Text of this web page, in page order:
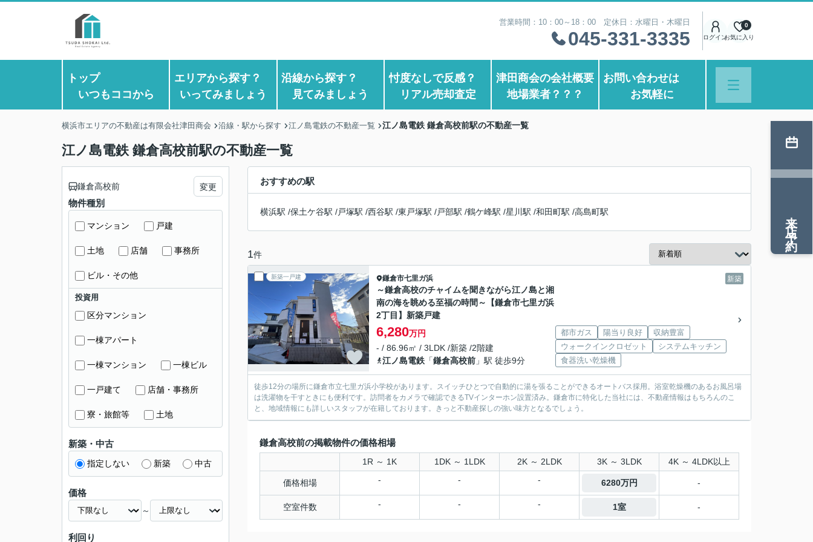
営業時間：10：00～18：00 定休日：水曜日・木曜日
045-331-3335 ログインお気に入り
0
トップ
いつもココから
エリアから探す？
いってみましょう
沿線から探す？
見てみましょう
忖度なしで反感？
リアル売却査定
津田商会の会社概要
地場業者？？？
お問い合わせは
お気軽に
横浜市エリアの不動産は有限会社津田商会 沿線・駅から探す 江ノ島電鉄の不動産一覧 江ノ島電鉄 鎌倉高校前駅の不動産一覧
江ノ島電鉄 鎌倉高校前駅の不動産一覧
おすすめの駅
横浜駅 /保土ケ谷駅 /戸塚駅 /西谷駅 /東戸塚駅 /戸部駅 /鶴ケ峰駅 /星川駅 /和田町駅 /高島町駅
1件
新築一戸建 新築
鎌倉市七里ガ浜
～鎌倉高校のチャイムを聞きながら江ノ島と湘
南の海を眺める至福の時間～【鎌倉市七里ガ浜
2丁目】新築戸建
6,280万円
- / 86.96㎡ / 3LDK /新築 /2階建
江ノ島電鉄 「鎌倉高校前 」駅 徒歩9分
都市ガス 陽当り良好
収納豊富
ウォークインクロゼット
システムキッチン
食器洗い乾燥機
徒歩12分の場所に鎌倉市立七里ガ浜小学校があります。スイッチひとつで自動的に湯を張ることができるオートバス採用。浴室乾燥機のあるお風呂場
は洗濯物を干すときにも便利です。訪問者をカメラで確認できるTVインターホン設置済み。鎌倉市に特化した当社には、不動産情報はもちろんのこ
と、地域情報にも詳しいスタッフが在籍しております。きっと不動産探しの強い味方となるでしょう。
鎌倉高校前の掲載物件の価格相場
1R ～ 1K 1DK ～ 1LDK 2K ～ 2LDK 3K ～ 3LDK 4K ～ 4LDK以上
価格相場 - - - 6280万円 -
空室件数 - - - 1室 -
鎌倉高校前 変更
物件種別
マンション 戸建
土地 店舗 事務所
ビル・その他
投資用
区分マンション
一棟アパート
一棟マンション 一棟ビル
一戸建て 店舗・事務所
寮・旅館等 土地
新築・中古
指定しない 新築 中古
価格
～
利回り
来店予約